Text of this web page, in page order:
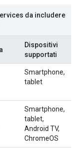
da includere
Dispositivi
supportati
Smartphone,
tablet
Smartphone,
tablet,
Android TV,
ChromeOS